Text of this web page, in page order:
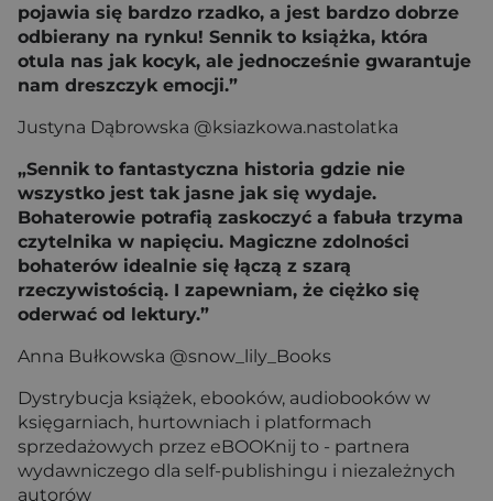
pojawia się bardzo rzadko, a jest bardzo dobrze
odbierany na rynku! Sennik to książka, która
otula nas jak kocyk, ale jednocześnie gwarantuje
nam dreszczyk emocji.”
Justyna Dąbrowska @ksiazkowa.nastolatka
„Sennik to fantastyczna historia gdzie nie
wszystko jest tak jasne jak się wydaje.
Bohaterowie potrafią zaskoczyć a fabuła trzyma
czytelnika w napięciu. Magiczne zdolności
bohaterów idealnie się łączą z szarą
rzeczywistością. I zapewniam, że ciężko się
oderwać od lektury.”
Anna Bułkowska @snow_lily_Books
Dystrybucja książek, ebooków, audiobooków w
księgarniach, hurtowniach i platformach
sprzedażowych przez eBOOKnij to - partnera
wydawniczego dla self-publishingu i niezależnych
autorów